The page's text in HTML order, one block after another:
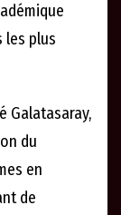
les plus
Galatasaray,
du
en
de